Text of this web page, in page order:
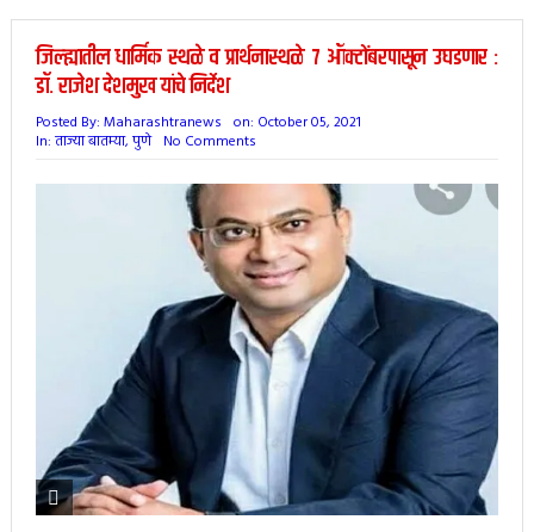
जिल्ह्यातील धार्मिक स्थळे व प्रार्थनास्थळे ७ ऑक्टोंबरपासून उघडणार :
डॉ. राजेश देशमुख यांचे निर्देश
Posted By: Maharashtranews on: October 05, 2021
In: ताज्या बातम्या, पुणे No Comments